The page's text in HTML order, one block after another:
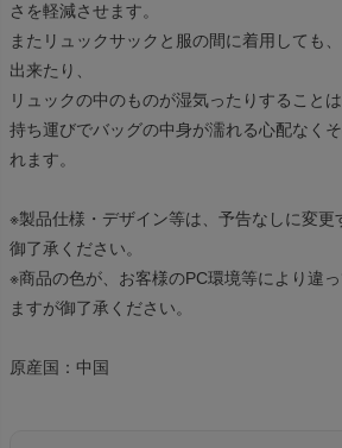
さを軽減させます。
またリュックサックと服の間に着用しても
出来たり、
リュックの中のものが湿気ったりすることは
持ち運びでバッグの中身が濡れる心配なく
れます。
※製品仕様・デザイン等は、予告なしに変更
御了承ください。
※商品の色が、お客様のPC環境等により違
ますが御了承ください。
原産国：中国